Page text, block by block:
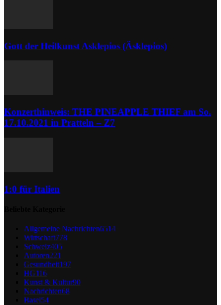
Gott der Heilkunst Asklepios (Äsklepios)
Konzerthinweis: THE PINEAPPLE THIEF am So.
17.10.2021 in Pratteln – Z7
1:0 für Italien
Allgemeine Nachrichten6514
Wirtschaft778
Schweiz405
Autoren221
Gesundheit197
HG116
Kunst & Kultur90
Nachrichten68
Basel54